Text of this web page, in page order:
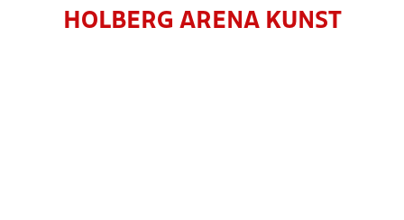
HOLBERG ARENA KUNST